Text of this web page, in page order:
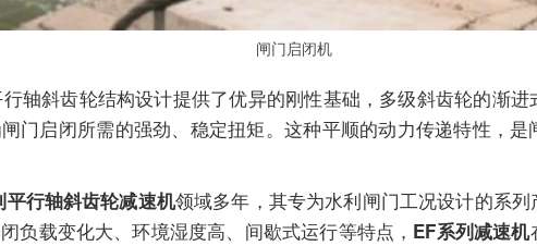
闸门启闭机
斜齿轮结构设计提供了优异的刚性基础，多级斜齿轮的渐进
门启闭所需的强劲、稳定扭矩。这种平顺的动力传递特性，
平行轴斜齿轮减速机领域多年，其专为水利闸门工况设计的系
负载变化大、环境湿度高、间歇式运行等特点， EF系列减速机